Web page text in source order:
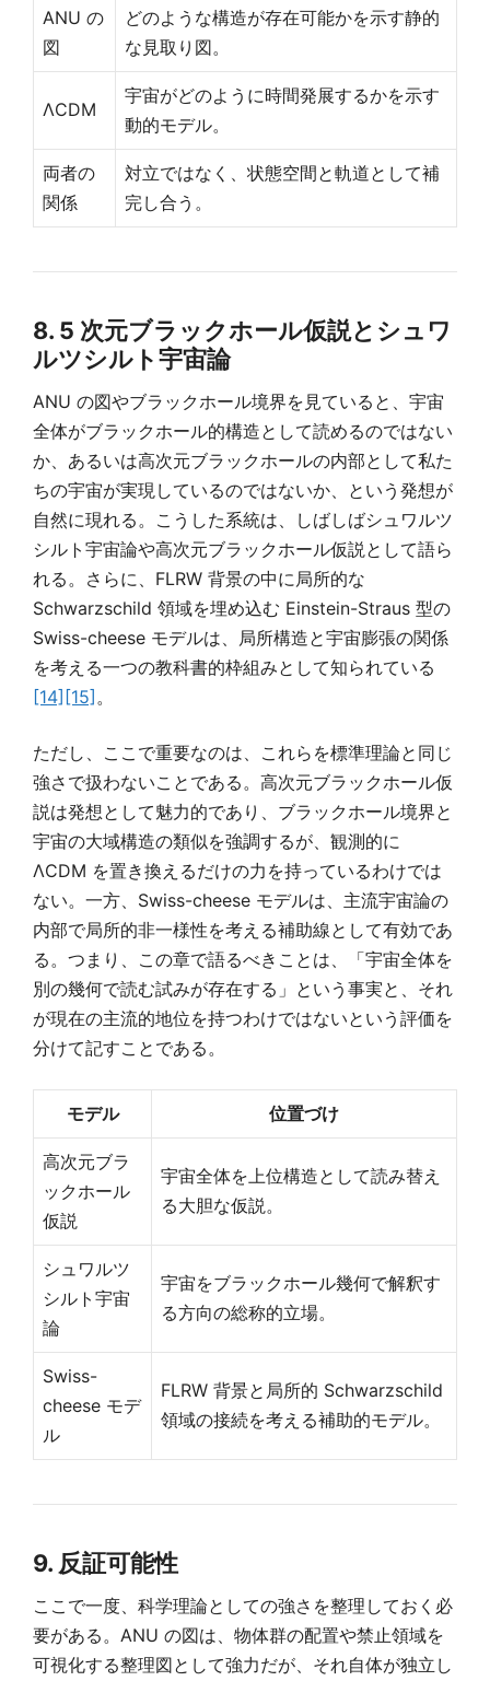
ANU の
図
どのような構造が存在可能かを示す静的
な見取り図。
ΛCDM
宇宙がどのように時間発展するかを示す
動的モデル。
両者の
関係
対立ではなく、状態空間と軌道として補
完し合う。
8. 5 次元ブラックホール仮説とシュワ
ルツシルト宇宙論
ANU の図やブラックホール境界を見ていると、宇宙
全体がブラックホール的構造として読めるのではない
か、あるいは高次元ブラックホールの内部として私た
ちの宇宙が実現しているのではないか、という発想が
自然に現れる。こうした系統は、しばしばシュワルツ
シルト宇宙論や高次元ブラックホール仮説として語ら
れる。さらに、FLRW 背景の中に局所的な
Schwarzschild 領域を埋め込む Einstein-Straus 型の
Swiss-cheese モデルは、局所構造と宇宙膨張の関係
を考える一つの教科書的枠組みとして知られている
[14] [15] 。
ただし、ここで重要なのは、これらを標準理論と同じ
強さで扱わないことである。高次元ブラックホール仮
説は発想として魅力的であり、ブラックホール境界と
宇宙の大域構造の類似を強調するが、観測的に
ΛCDM を置き換えるだけの力を持っているわけでは
ない。一方、Swiss-cheese モデルは、主流宇宙論の
内部で局所的非一様性を考える補助線として有効であ
る。つまり、この章で語るべきことは、「宇宙全体を
別の幾何で読む試みが存在する」という事実と、それ
が現在の主流的地位を持つわけではないという評価を
分けて記すことである。
モデル 位置づけ
高次元ブラ
ックホール
仮説
宇宙全体を上位構造として読み替え
る大胆な仮説。
シュワルツ
シルト宇宙
論
宇宙をブラックホール幾何で解釈す
る方向の総称的立場。
Swiss-
cheese モデ
ル
FLRW 背景と局所的 Schwarzschild
領域の接続を考える補助的モデル。
9. 反証可能性
ここで一度、科学理論としての強さを整理しておく必
要がある。ANU の図は、物体群の配置や禁止領域を
可視化する整理図として強力だが、それ自体が独立し